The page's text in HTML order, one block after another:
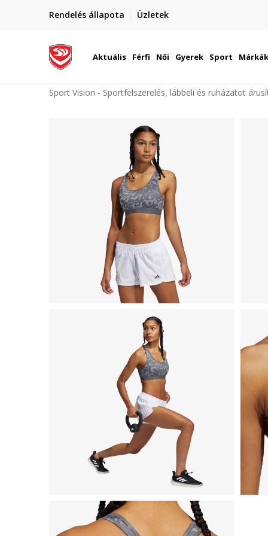
Rendelés állapota Üzletek
Szállítás Magyarország területén
Aktuális Férfi Női Gyerek Sport Márkák
Sport Vision - Sportfelszerelés, lábbeli és ruházatot